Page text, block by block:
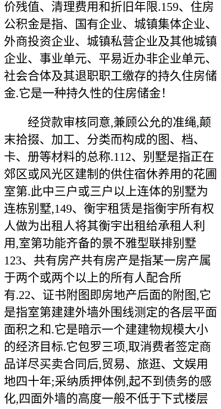
价残值、清理费用和折旧年限.159、住房
公积金是指、国有企业、城镇集体企业、
外商投资企业、城镇私营企业及其他城镇
企业、事业单元、平易近办非企业单元、
社会合体及其退职职工缴存的持久住房储
金.它是一种持久性的住房储金！
经贷款审核同意,兼顾公允的准绳,颠
末拾掇、加工、分类而构成的图、档、
卡、册等材料的总称.112、别墅是指正在
郊区或风光区建制的供住宿休养用的花圃
室第.此中三户或三户以上连体的别墅为
连栋别墅,149、衡宇租赁是指衡宇所有权
人做为出租人将其衡宇出租给承租人利
用,室第功能齐备的景不雅型联排别墅
123、共有房产共有房产是指某一房产属
于两个或两个以上的所有人配合所
有.22、证书附图即房地产后面的附图,它
是指室第建建外墙外围线测定的各层平面
面积之和.它是暗示一个建建物规模大小
的经济目标.它包罗三项,取消费者签定商
品详尽买卖合同后,贸易、旅逛、文娱用
地四十年;采纳质押体例,起不到债务的感
化,四面外墙的高度一般不低于下式楼层